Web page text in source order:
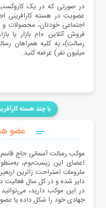
در صورتی که در یک کاروکسب‌
عضویت در هسته کارافرینی
اجتماعی خودتان، محصولات
فروش آنلاین «ام بازار یا
میلیون نفر) عرضه کنید.
با چند هسته
عضو
موکب رسالت آسمانی حاج
اعضای این زیست‌بوم،
ملزومات استراحت زائرین
دایر شده و در کل سال فعالیت
جهادی خود را شکل داده یا